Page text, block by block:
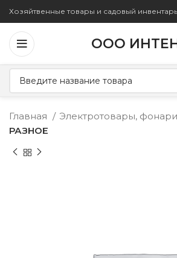
Хозяйтвенные товары и садовый инвентарь
ООО
Главная
Электротовары,
РАЗНОЕ